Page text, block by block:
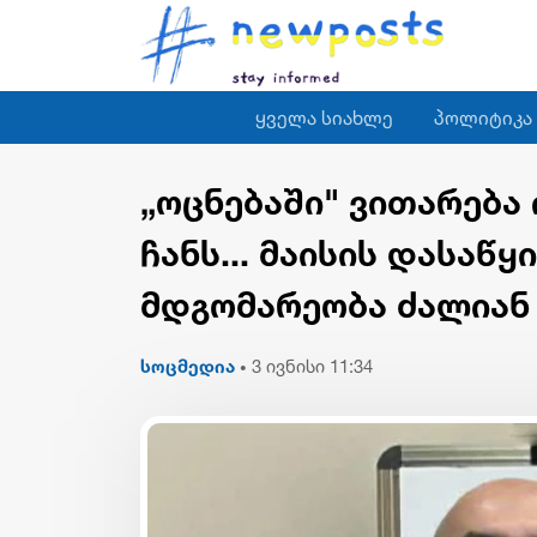
ყველა სიახლე პოლიტიკა
„ოცნებაში" ვითარება
ჩანს... მაისის
მდგომარეობა ძალიან
სოცმედია • 3 ივნისი 11:34